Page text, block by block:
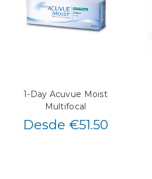
1-Day Acuvue Moist
Multifocal
Desde €51.50